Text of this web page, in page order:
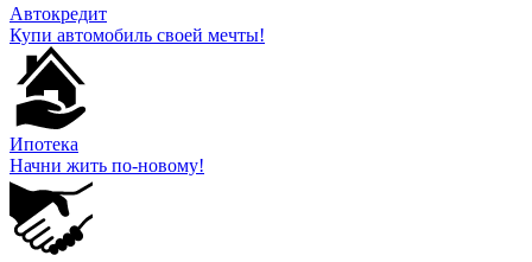
Автокредит
Купи автомобиль своей мечты!
Ипотека
Начни жить по-новому!